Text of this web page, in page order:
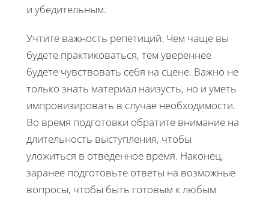
и убедительным.
Учтите важность репетиций. Чем чаще вы
будете практиковаться, тем увереннее
будете чувствовать себя на сцене. Важно не
только знать материал наизусть, но и уметь
импровизировать в случае необходимости.
Во время подготовки обратите внимание на
длительность выступления, чтобы
уложиться в отведенное время. Наконец,
заранее подготовьте ответы на возможные
вопросы, чтобы быть готовым к любым